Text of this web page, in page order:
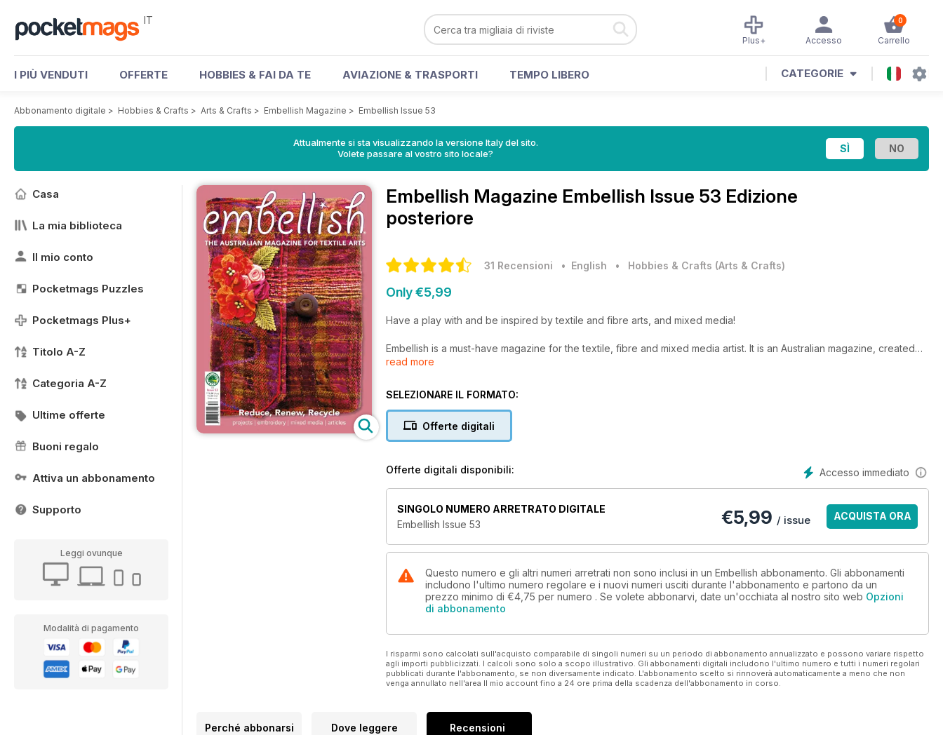
IT 0
Carrello
Accesso
Plus+
I PIÙ VENDUTI OFFERTE HOBBIES & FAI DA TE AVIAZIONE & TRASPORTI TEMPO LIBERO CATEGORIE
Abbonamento digitale > Hobbies & Crafts > Arts & Crafts > Embellish Magazine > Embellish Issue 53
Attualmente si sta visualizzando la versione Italy del sito.
Volete passare al vostro sito locale?
Casa
La mia biblioteca
Il mio conto
Pocketmags Puzzles
Pocketmags Plus+
Titolo A-Z
Categoria A-Z
Ultime offerte
Buoni regalo
Attiva un abbonamento
Supporto
Leggi ovunque
Modalità di pagamento
Embellish Magazine Embellish Issue 53 Edizione
posteriore
31 Recensioni • English • Hobbies & Crafts (Arts & Crafts)
Only €5,99
Have a play with and be inspired by textile and fibre arts, and mixed media!
Embellish is a must-have magazine for the textile, fibre and mixed media artist. It is an Australian magazine, created
here in Australia, and read worldwide.
Each issue is filled with inspiration, information and instructions to get you creating your own artworks. You will find:
Student profiles
Wonderful projects and techniques to try
And so much more!
Each issue since issue 20 now has a theme (eg. Japan, the beach, the garden) which has helped bring out extra
creativity and fun for both contributors and readers.
Each issue also has a reader postcard swap where readers send in a textile art postcard relating to a specific theme
swapped postcard back.
Embellish is published in March, June, September and December each year. Your subscription will begin with the
NEXT issue to be published. If you wish to start with the current issue of Embellish, place your subscription order and
We know you will enjoy this great magazine!
read more
SELEZIONARE IL FORMATO:
Offerte digitali
Accesso immediato
Offerte digitali disponibili:
SINGOLO NUMERO ARRETRATO DIGITALE
Embellish Issue 53
€5,99 / issue ACQUISTA ORA
Questo numero e gli altri numeri arretrati non sono inclusi in un Embellish abbonamento. Gli abbonamenti
includono l'ultimo numero regolare e i nuovi numeri usciti durante l'abbonamento e partono da un
prezzo minimo di €4,75 per numero . Se volete abbonarvi, date un'occhiata al nostro sito web Opzioni
di abbonamento
I risparmi sono calcolati sull'acquisto comparabile di singoli numeri su un periodo di abbonamento annualizzato e possono variare rispetto
agli importi pubblicizzati. I calcoli sono solo a scopo illustrativo. Gli abbonamenti digitali includono l'ultimo numero e tutti i numeri regolari
pubblicati durante l'abbonamento, se non diversamente indicato. L'abbonamento scelto si rinnoverà automaticamente a meno che non
venga annullato nell'area Il mio account fino a 24 ore prima della scadenza dell'abbonamento in corso.
Perché abbonarsi Dove leggere Recensioni